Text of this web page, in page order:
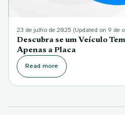
23 de julho de 2025 (Updated on 9 de
Descubra se um Veículo
Apenas a Placa
Read more